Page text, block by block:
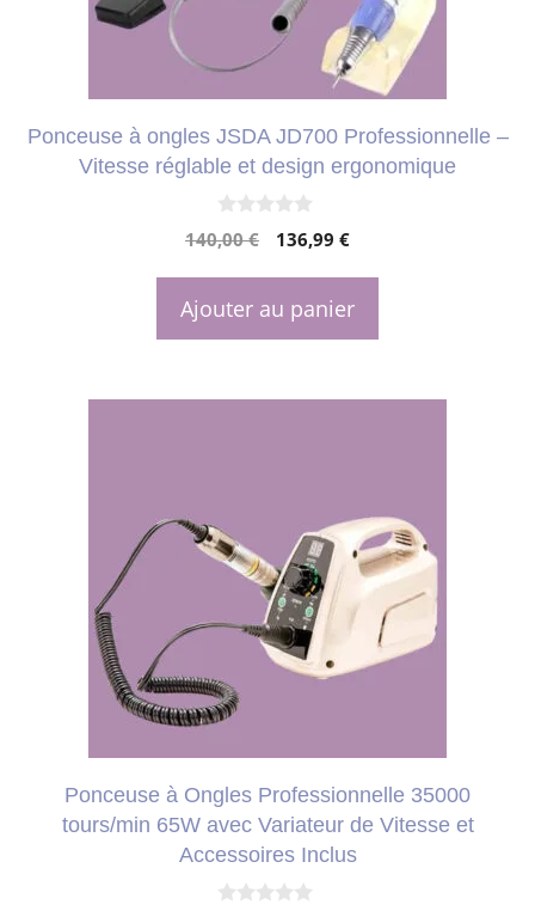
Ponceuse à ongles JSDA JD700 Professionnelle –
Vitesse réglable et design ergonomique
0
s
5
140,00€
Le
initial
était :
136,99 €Le
actuel
est :
Ajouter au panier
Ponceuse à Ongles Professionnelle 35000
tours/min 65W avec Variateur de Vitesse et
Accessoires Inclus